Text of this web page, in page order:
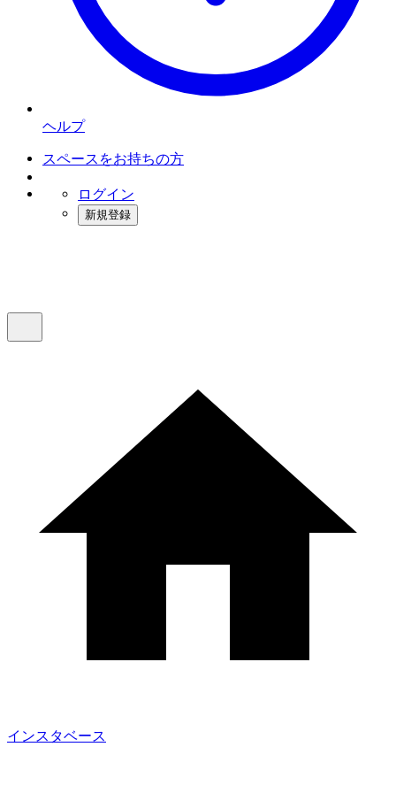
ヘルプ
スペースをお持ちの方
ログイン
新規登録
インスタベース